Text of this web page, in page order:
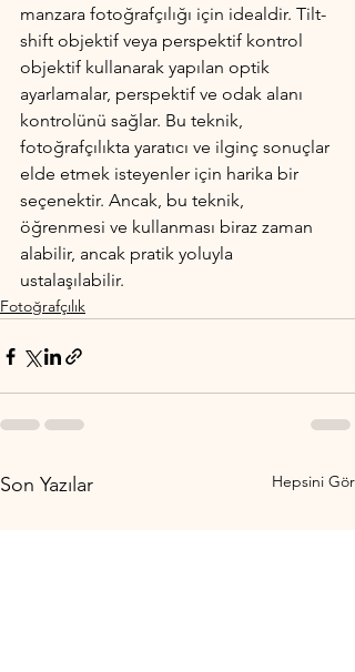
manzara fotoğrafçılığı için idealdir. Tilt-
shift objektif veya perspektif kontrol
objektif kullanarak yapılan optik
ayarlamalar, perspektif ve odak alanı
kontrolünü sağlar. Bu teknik,
fotoğrafçılıkta yaratıcı ve ilginç sonuçlar
elde etmek isteyenler için harika bir
seçenektir. Ancak, bu teknik,
öğrenmesi ve kullanması biraz zaman
alabilir, ancak pratik yoluyla
ustalaşılabilir.
Fotoğrafçılık
Son Yazılar Hepsini Gör